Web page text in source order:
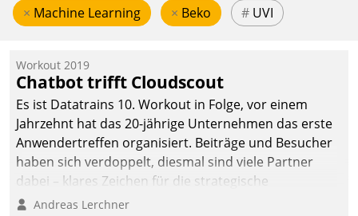
× Machine Learning × Beko # UVI
Workout 2019
Chatbot trifft Cloudscout
Es ist Datatrains 10. Workout in Folge, vor einem
Jahrzehnt hat das 20-jährige Unternehmen das erste
Anwendertreffen organisiert. Beiträge und Besucher
haben sich verdoppelt, diesmal sind viele Partner
dabei – klares Zeichen für die strategische
Fokussierung auf den Kunden.
Andreas Lerchner